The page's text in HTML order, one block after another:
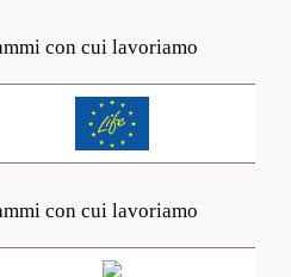
con cui lavoriamo
con cui lavoriamo